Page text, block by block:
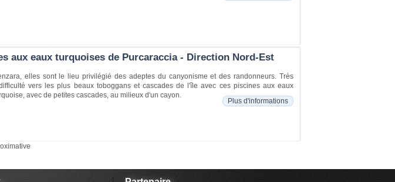
aux eaux turquoises de Purcaraccia - Direction Nord-Est
elles sont le lieu privilégié des adeptes du canyonisme et des randonneurs. Très
vers les plus beaux toboggans et cascades de l'île avec ces piscines aux eaux
avec de petites cascades, au milieux d'un cayon.
Plus d'informations